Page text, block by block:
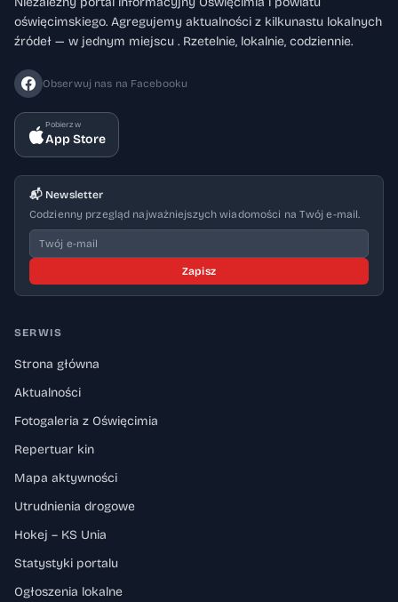
oświęcimskiego. Agregujemy aktualności z kilkunastu lokalnych
źródeł — w jednym miejscu . Rzetelnie, lokalnie, codziennie.
Obserwuj nas na Facebooku
Pobierz w
App Store
📬 Newsletter
Codzienny przegląd najważniejszych wiadomości na Twój e-mail.
Zapisz
SERWIS
Strona główna
Aktualności
Fotogaleria z Oświęcimia
Repertuar kin
Mapa aktywności
Utrudnienia drogowe
Hokej – KS Unia
Statystyki portalu
Ogłoszenia lokalne